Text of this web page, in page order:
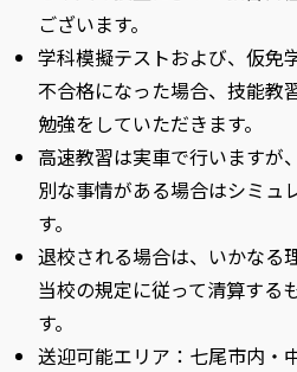
ございます。
学科模擬テストおよび、仮免
不合格になった場合、技能教
勉強をしていただきます。
高速教習は実車で行いますが
別な事情がある場合はシミュ
す。
退校される場合は、いかなる
当校の規定に従って清算する
す。
送迎可能エリア：七尾市内・